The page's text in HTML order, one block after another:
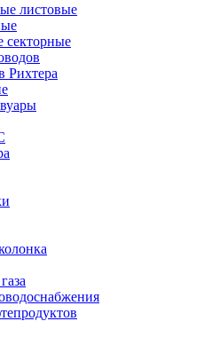
листовые
секторные
Рихтера